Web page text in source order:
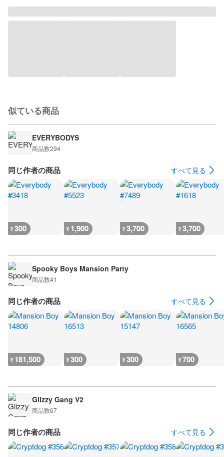
似ている商品
EVERYBODYS
商品数294
同じ作者の商品 すべて見る
¥300 ¥1,900 ¥3,700 ¥3,700
Spooky Boys Mansion Party
商品数41
同じ作者の商品 すべて見る
¥181,500 ¥300 ¥300 ¥700
Glizzy Gang V2
商品数67
同じ作者の商品 すべて見る